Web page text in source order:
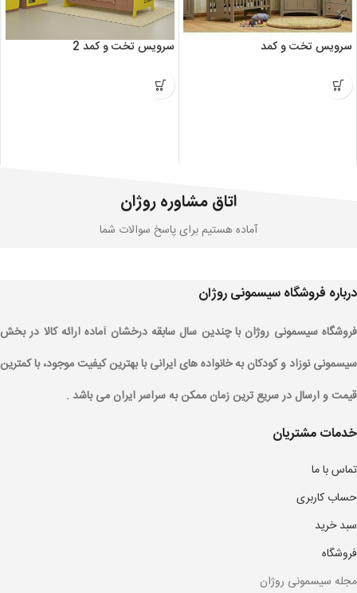
سرویس تخت و کمد سرویس تخت و کمد 2
اتاق مشاوره روژان
آماده هستیم برای پاسخ سوالات شما
درباره فروشگاه سیسمونی روژان
فروشگاه سیسمونی روژان با چندین سال سابقه درخشان آماده ارائه کالا در بخش
سیسمونی نوزاد و کودکان به خانواده های ایرانی با بهترین کیفیت موجود، با کمترین
قیمت و ارسال در سریع ترین زمان ممکن به سراسر ایران می باشد .
خدمات مشتریان
تماس با ما
حساب کاربری
سبد خرید
فروشگاه
مجله سیسمونی روژان